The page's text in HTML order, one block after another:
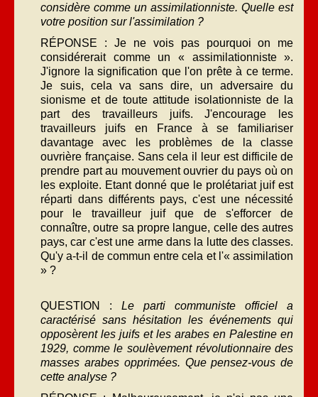
considère com­me un assimilationniste. Quelle est
votre position sur l'assimilation ?
RÉPONSE : Je ne vois pas pourquoi on me
considérerait comme un « assimilationniste ».
J'ignore la signi­fication que l'on prête à ce terme.
Je suis, cela va sans dire, un adversaire du
sionisme et de toute attitude isolationniste de la
part des travailleurs juifs. J'encourage les
travailleurs juifs en France à se familiariser
davantage avec les problèmes de la classe
ouvrière française. Sans cela il leur est dif­ficile de
prendre part au mouvement ouvrier du pays où on
les exploite. Etant donné que le pro­létariat juif est
réparti dans différents pays, c'est une nécessité
pour le travailleur juif que de s'ef­forcer de
connaître, outre sa propre langue, celle des autres
pays, car c'est une arme dans la lutte des classes.
Qu'y a-t-il de commun entre cela et l'« assimilation
» ?
QUESTION :Le parti communiste officiel a
caractérisé sans hésitation les événements qui
opposèrent les juifs et les arabes en Palestine en
1929, comme le sou­lèvement révolutionnaire des
masses arabes op­primées. Que pensez-vous de
cette analyse ?